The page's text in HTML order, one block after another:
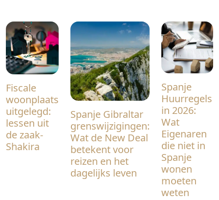
Fiscale
woonplaats
uitgelegd:
lessen uit
de zaak-
Shakira
Spanje Gibraltar
grenswijzigingen:
Wat de New Deal
betekent voor
reizen en het
dagelijks leven
Spanje
Huurregels
in 2026:
Wat
Eigenaren
die niet in
Spanje
wonen
moeten
weten